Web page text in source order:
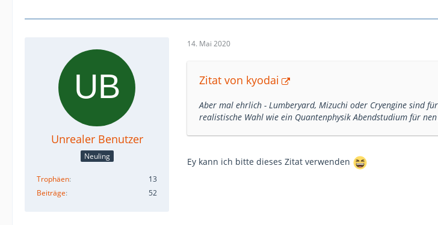
Unrealer Benutzer
Neuling
Trophäen
13
Beiträge
52
14. Mai 2020
Zitat von kyodai
Aber mal ehrlich - Lumberyard, Mizuchi oder Cryengine sind
realistische Wahl wie ein Quantenphysik Abendstudium für
Ey kann ich bitte dieses Zitat verwenden